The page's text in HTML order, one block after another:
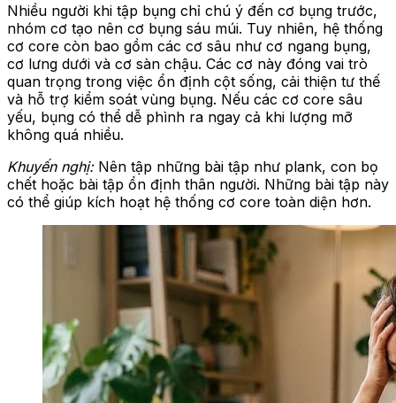
Nhiều người khi tập bụng chỉ chú ý đến cơ bụng trước,
nhóm cơ tạo nên cơ bụng sáu múi. Tuy nhiên, hệ thống
cơ core còn bao gồm các cơ sâu như cơ ngang bụng,
cơ lưng dưới và cơ sàn chậu. Các cơ này đóng vai trò
quan trọng trong việc ổn định cột sống, cải thiện tư thế
và hỗ trợ kiểm soát vùng bụng. Nếu các cơ core sâu
yếu, bụng có thể dễ phình ra ngay cả khi lượng mỡ
không quá nhiều.
Khuyến nghị: Nên tập những bài tập như plank, con bọ
chết hoặc bài tập ổn định thân người. Những bài tập này
có thể giúp kích hoạt hệ thống cơ core toàn diện hơn.